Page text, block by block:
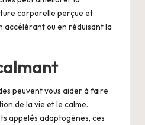
corporelle perçue et
accélérant ou en réduisant la
peuvent vous aider à faire
de la vie et le calme.
appelés adaptogènes, ces